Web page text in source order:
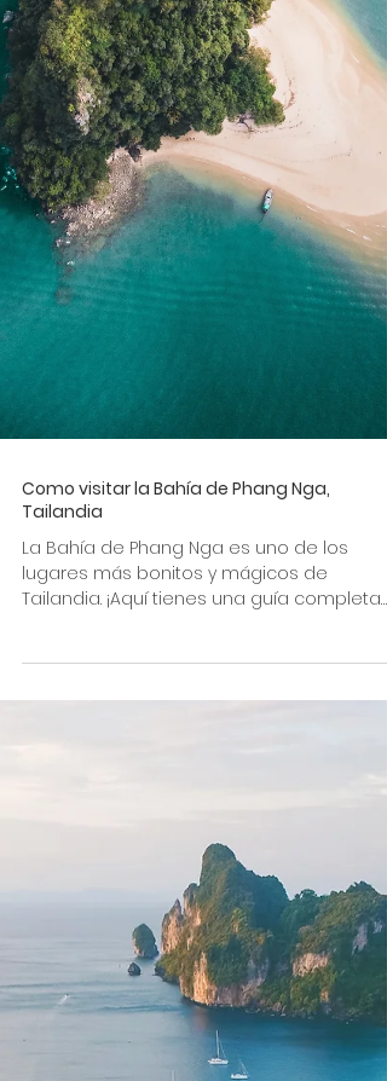
Como visitar la Bahía de Phang Nga,
Tailandia
lugares más bonitos y mágicos de